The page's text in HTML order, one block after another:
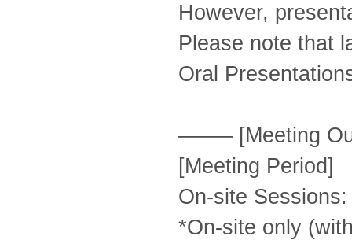
However,
Please note that
Oral
——–
[Meeting Period]
On-site
*On-site only